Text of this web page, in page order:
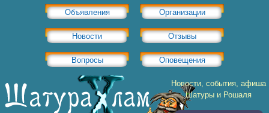
Объявления Организации
Новости Отзывы
Вопросы Оповещения
Новости, события, афиша
Шатуры и Рошаля